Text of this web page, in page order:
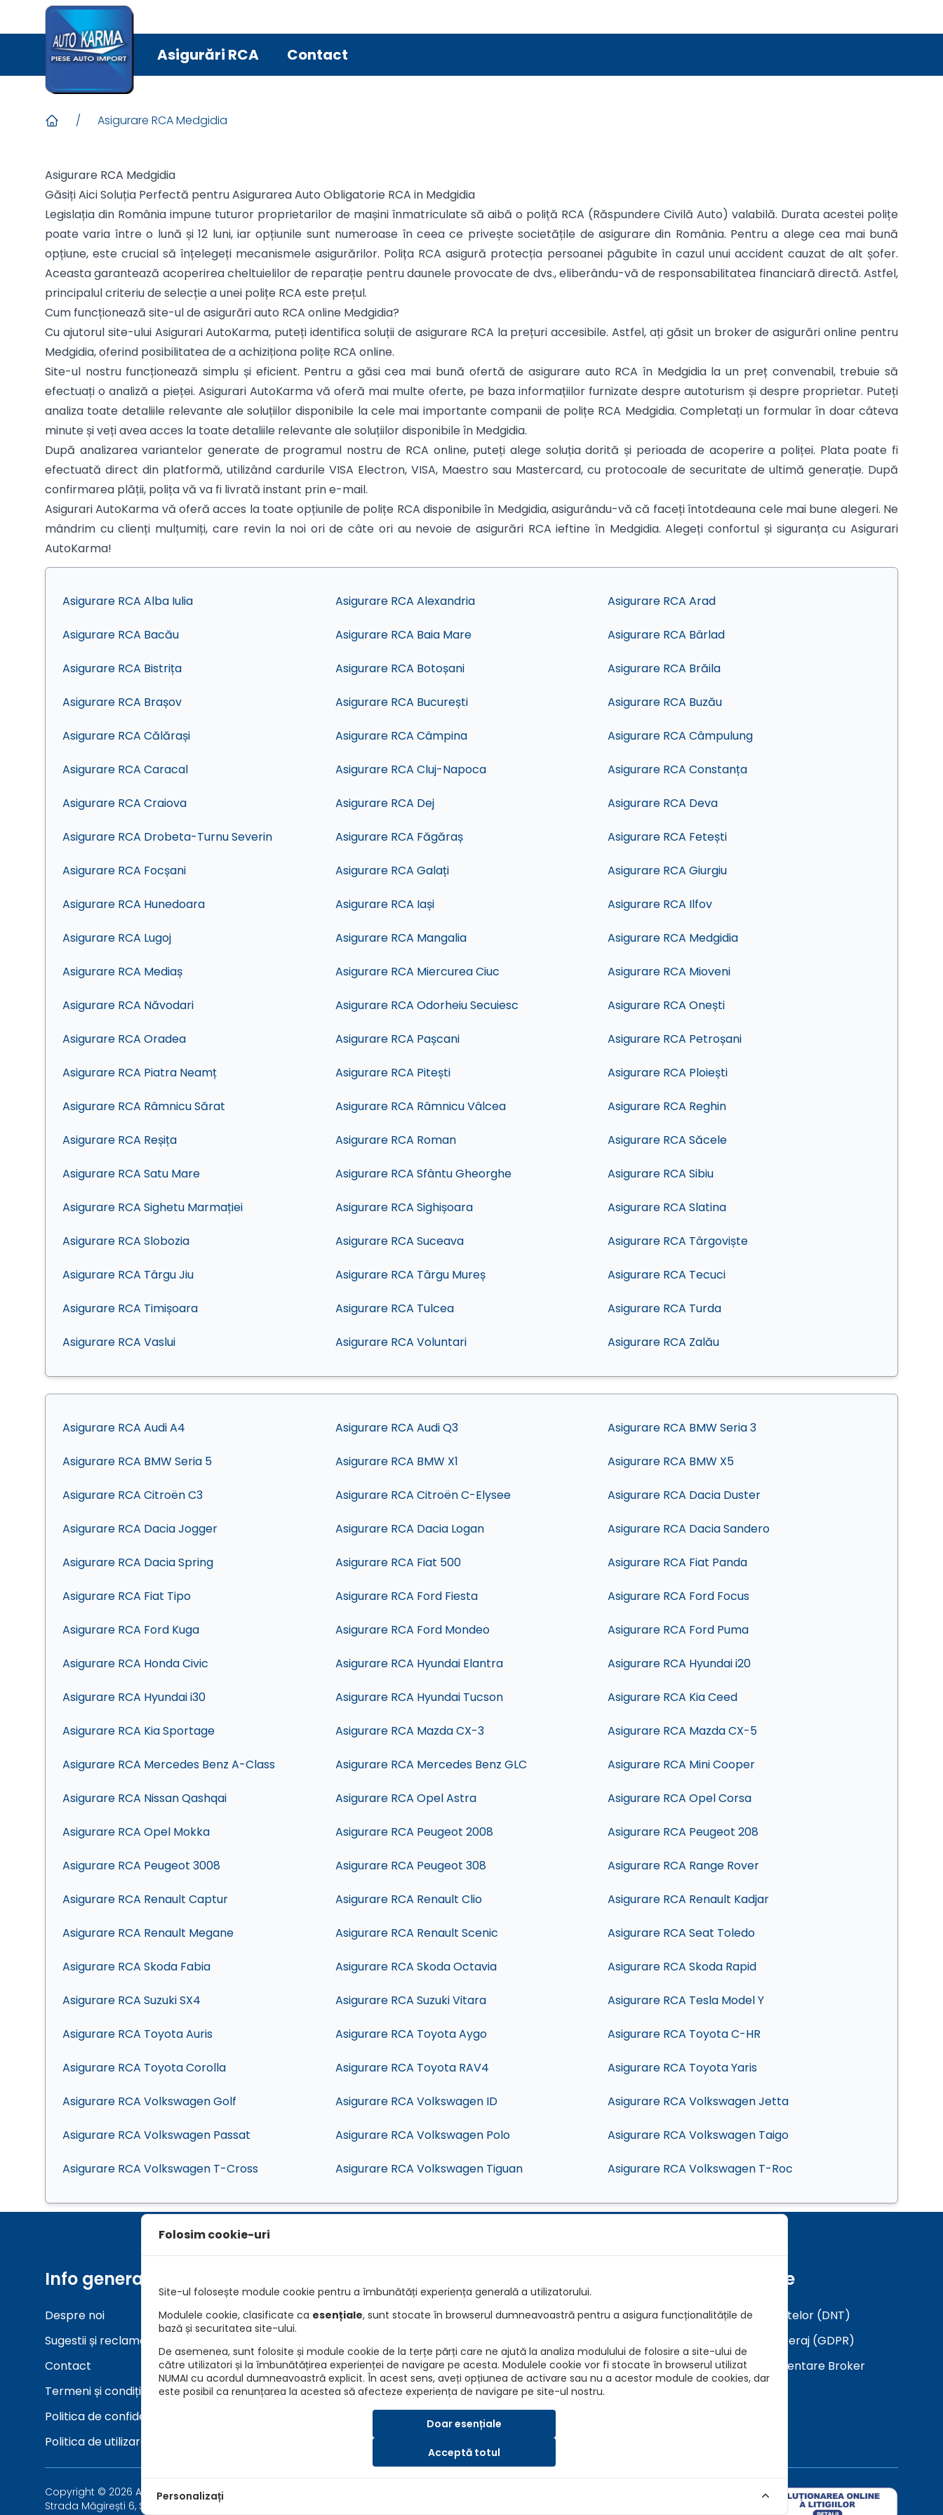
Asigurări RCA Contact
/ Asigurare RCA Medgidia
Asigurare RCA Medgidia
Găsiți Aici Soluția Perfectă pentru Asigurarea Auto Obligatorie RCA in Medgidia
Legislația din România impune tuturor proprietarilor de mașini înmatriculate să aibă o poliță RCA (Răspundere Civilă Auto) valabilă. Durata acestei polițe
poate varia între o lună și 12 luni, iar opțiunile sunt numeroase în ceea ce privește societățile de asigurare din România. Pentru a alege cea mai bună
opțiune, este crucial să înțelegeți mecanismele asigurărilor. Polița RCA asigură protecția persoanei păgubite în cazul unui accident cauzat de alt șofer.
Aceasta garantează acoperirea cheltuielilor de reparație pentru daunele provocate de dvs., eliberându-vă de responsabilitatea financiară directă. Astfel,
principalul criteriu de selecție a unei polițe RCA este prețul.
Cum funcționează site-ul de asigurări auto RCA online Medgidia?
Cu ajutorul site-ului Asigurari AutoKarma, puteți identifica soluții de asigurare RCA la prețuri accesibile. Astfel, ați găsit un broker de asigurări online pentru
Medgidia, oferind posibilitatea de a achiziționa polițe RCA online.
Site-ul nostru funcționează simplu și eficient. Pentru a găsi cea mai bună ofertă de asigurare auto RCA în Medgidia la un preț convenabil, trebuie să
efectuați o analiză a pieței. Asigurari AutoKarma vă oferă mai multe oferte, pe baza informațiilor furnizate despre autoturism și despre proprietar. Puteți
analiza toate detaliile relevante ale soluțiilor disponibile la cele mai importante companii de polițe RCA Medgidia. Completați un formular în doar câteva
minute și veți avea acces la toate detaliile relevante ale soluțiilor disponibile în Medgidia.
După analizarea variantelor generate de programul nostru de RCA online, puteți alege soluția dorită și perioada de acoperire a poliței. Plata poate fi
efectuată direct din platformă, utilizând cardurile VISA Electron, VISA, Maestro sau Mastercard, cu protocoale de securitate de ultimă generație. După
confirmarea plății, polița vă va fi livrată instant prin e-mail.
Asigurari AutoKarma vă oferă acces la toate opțiunile de polițe RCA disponibile în Medgidia, asigurându-vă că faceți întotdeauna cele mai bune alegeri. Ne
mândrim cu clienți mulțumiți, care revin la noi ori de câte ori au nevoie de asigurări RCA ieftine în Medgidia. Alegeți confortul și siguranța cu Asigurari
AutoKarma!
Asigurare RCA Alba Iulia Asigurare RCA Alexandria Asigurare RCA Arad
Asigurare RCA Bacău Asigurare RCA Baia Mare Asigurare RCA Bârlad
Asigurare RCA Bistrița Asigurare RCA Botoșani Asigurare RCA Brăila
Asigurare RCA Brașov Asigurare RCA București Asigurare RCA Buzău
Asigurare RCA Călărași Asigurare RCA Câmpina Asigurare RCA Câmpulung
Asigurare RCA Caracal Asigurare RCA Cluj-Napoca Asigurare RCA Constanța
Asigurare RCA Craiova Asigurare RCA Dej Asigurare RCA Deva
Asigurare RCA Drobeta-Turnu Severin Asigurare RCA Făgăraș Asigurare RCA Fetești
Asigurare RCA Focșani Asigurare RCA Galați Asigurare RCA Giurgiu
Asigurare RCA Hunedoara Asigurare RCA Iași Asigurare RCA Ilfov
Asigurare RCA Lugoj Asigurare RCA Mangalia Asigurare RCA Medgidia
Asigurare RCA Mediaș Asigurare RCA Miercurea Ciuc Asigurare RCA Mioveni
Asigurare RCA Năvodari Asigurare RCA Odorheiu Secuiesc Asigurare RCA Onești
Asigurare RCA Oradea Asigurare RCA Pașcani Asigurare RCA Petroșani
Asigurare RCA Piatra Neamț Asigurare RCA Pitești Asigurare RCA Ploiești
Asigurare RCA Râmnicu Sărat Asigurare RCA Râmnicu Vâlcea Asigurare RCA Reghin
Asigurare RCA Reșița Asigurare RCA Roman Asigurare RCA Săcele
Asigurare RCA Satu Mare Asigurare RCA Sfântu Gheorghe Asigurare RCA Sibiu
Asigurare RCA Sighetu Marmației Asigurare RCA Sighișoara Asigurare RCA Slatina
Asigurare RCA Slobozia Asigurare RCA Suceava Asigurare RCA Târgoviște
Asigurare RCA Târgu Jiu Asigurare RCA Târgu Mureș Asigurare RCA Tecuci
Asigurare RCA Timișoara Asigurare RCA Tulcea Asigurare RCA Turda
Asigurare RCA Vaslui Asigurare RCA Voluntari Asigurare RCA Zalău
Asigurare RCA Audi A4 Asigurare RCA Audi Q3 Asigurare RCA BMW Seria 3
Asigurare RCA BMW Seria 5 Asigurare RCA BMW X1 Asigurare RCA BMW X5
Asigurare RCA Citroën C3 Asigurare RCA Citroën C-Elysee Asigurare RCA Dacia Duster
Asigurare RCA Dacia Jogger Asigurare RCA Dacia Logan Asigurare RCA Dacia Sandero
Asigurare RCA Dacia Spring Asigurare RCA Fiat 500 Asigurare RCA Fiat Panda
Asigurare RCA Fiat Tipo Asigurare RCA Ford Fiesta Asigurare RCA Ford Focus
Asigurare RCA Ford Kuga Asigurare RCA Ford Mondeo Asigurare RCA Ford Puma
Asigurare RCA Honda Civic Asigurare RCA Hyundai Elantra Asigurare RCA Hyundai i20
Asigurare RCA Hyundai i30 Asigurare RCA Hyundai Tucson Asigurare RCA Kia Ceed
Asigurare RCA Kia Sportage Asigurare RCA Mazda CX-3 Asigurare RCA Mazda CX-5
Asigurare RCA Mercedes Benz A-Class Asigurare RCA Mercedes Benz GLC Asigurare RCA Mini Cooper
Asigurare RCA Nissan Qashqai Asigurare RCA Opel Astra Asigurare RCA Opel Corsa
Asigurare RCA Opel Mokka Asigurare RCA Peugeot 2008 Asigurare RCA Peugeot 208
Asigurare RCA Peugeot 3008 Asigurare RCA Peugeot 308 Asigurare RCA Range Rover
Asigurare RCA Renault Captur Asigurare RCA Renault Clio Asigurare RCA Renault Kadjar
Asigurare RCA Renault Megane Asigurare RCA Renault Scenic Asigurare RCA Seat Toledo
Asigurare RCA Skoda Fabia Asigurare RCA Skoda Octavia Asigurare RCA Skoda Rapid
Asigurare RCA Suzuki SX4 Asigurare RCA Suzuki Vitara Asigurare RCA Tesla Model Y
Asigurare RCA Toyota Auris Asigurare RCA Toyota Aygo Asigurare RCA Toyota C-HR
Asigurare RCA Toyota Corolla Asigurare RCA Toyota RAV4 Asigurare RCA Toyota Yaris
Asigurare RCA Volkswagen Golf Asigurare RCA Volkswagen ID Asigurare RCA Volkswagen Jetta
Asigurare RCA Volkswagen Passat Asigurare RCA Volkswagen Polo Asigurare RCA Volkswagen Taigo
Asigurare RCA Volkswagen T-Cross Asigurare RCA Volkswagen Tiguan Asigurare RCA Volkswagen T-Roc
Info generale
Despre noi
Sugestii și reclamații
Contact
Termeni și condiții
Politica de confidențialitate
Politica de utilizare cookie-uri
Asigurare RCA
Detalii asiguratori
ANPC
BAAR
ASF
Formulare
Analiza a Cerintelor (DNT)
Mandat in Brokeraj (GDPR)
Descarca Prezentare Broker
Copyright © 2026 Asigurari AutoKarma - Auto Vida Tech SRL, Nr. Reg. Com.: J40/7173/2019, CUI: 41202015
Strada Măgirești 6, Sector 1, București 010926, România, Email: asigurari@autokarma.ro
Folosim cookie-uri
Site-ul folosește module cookie pentru a îmbunătăți experiența generală a utilizatorului.
Modulele cookie, clasificate ca esențiale, sunt stocate în browserul dumneavoastră pentru a asigura funcționalitățile de
bază și securitatea site-ului.
De asemenea, sunt folosite și module cookie de la terțe părți care ne ajută la analiza modulului de folosire a site-ului de
către utilizatori și la îmbunătățirea experienței de navigare pe acesta. Modulele cookie vor fi stocate în browserul utilizat
NUMAI cu acordul dumneavoastră explicit. În acest sens, aveți opțiunea de activare sau nu a acestor module de cookies, dar
este posibil ca renunțarea la acestea să afecteze experiența de navigare pe site-ul nostru.
Doar esențiale
Acceptă totul
Personalizați